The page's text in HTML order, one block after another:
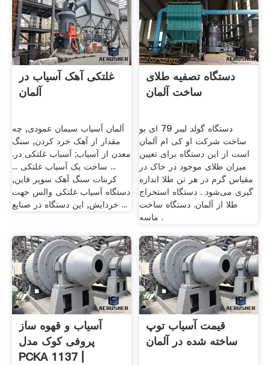
غلتکی آهک آسیاب در
آلمان
آلمان آسیاب سیمان عمودی, چه
مقدار از آهک خرد کردن, سنگ
معدن از آسیاب; آسیاب غلتکی در.
... ساخت یک آسیاب غلتکی ...
کربنات سنگ آهک سوپر فاین,
دستگاه آسیاب غلتکی والس جهت
خردایش, این دستگاه در صنایع ...
دستگاه تصفیه طلای
ساخت آلمان
دستگاه گولد لیبر 79 ای یو
ساخت شرکت او کی ام آلمان
است از این دستگاه برای تعیین
میزان طلای موجود در خاک در
مقیاس گرم در هر تن طلا اندازه
گیری می‌شود . دستگاه استخراج
طلا از آلمان. دستگاه ساخت
ماسه .
آسیاب و قهوه ساز
پروفی کوک مدل
PCKA 1137 |
قیمت آسیاب توپ
ساخته شده در آلمان